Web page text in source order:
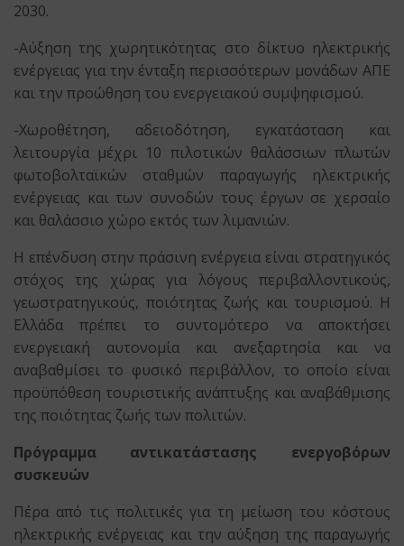
2030.
-Αύξηση της χωρητικότητας στο δίκτυο ηλεκτρικής
ενέργειας για την ένταξη περισσότερων μονάδων ΑΠΕ
και την προώθηση του ενεργειακού συμψηφισμού.
-Χωροθέτηση, αδειοδότηση, εγκατάσταση και
λειτουργία μέχρι 10 πιλοτικών θαλάσσιων πλωτών
φωτοβολταϊκών σταθμών παραγωγής ηλεκτρικής
ενέργειας και των συνοδών τους έργων σε χερσαίο
και θαλάσσιο χώρο εκτός των λιμανιών.
Η επένδυση στην πράσινη ενέργεια είναι στρατηγικός
στόχος της χώρας για λόγους περιβαλλοντικούς,
γεωστρατηγικούς, ποιότητας ζωής και τουρισμού. Η
Ελλάδα πρέπει το συντομότερο να αποκτήσει
ενεργειακή αυτονομία και ανεξαρτησία και να
αναβαθμίσει το φυσικό περιβάλλον, το οποίο είναι
προϋπόθεση τουριστικής ανάπτυξης και αναβάθμισης
της ποιότητας ζωής των πολιτών.
Πρόγραμμα αντικατάστασης ενεργοβόρων
συσκευών
Πέρα από τις πολιτικές για τη μείωση του κόστους
ηλεκτρικής ενέργειας και την αύξηση της παραγωγής